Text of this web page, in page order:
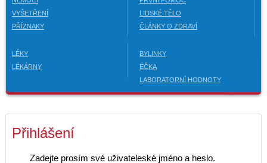
VYŠETŘENÍ
PŘÍZNAKY
LIDSKÉ TĚLO
ČLÁNKY O ZDRAVÍ
LÉKY
LÉKÁRNY
BYLINKY
ÉČKA
LABORATORNÍ HODNOTY
Přihlášení
Zadejte prosím své uživateleské jméno a heslo.